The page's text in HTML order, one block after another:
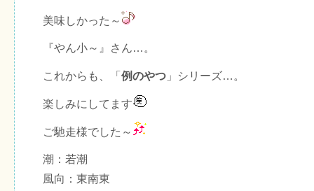
美味しかった～
『やん小～』さん…。
これからも、「 例のやつ 」シリーズ…。
楽しみにしてます
ご馳走様でした～
潮：若潮
風向：東南東